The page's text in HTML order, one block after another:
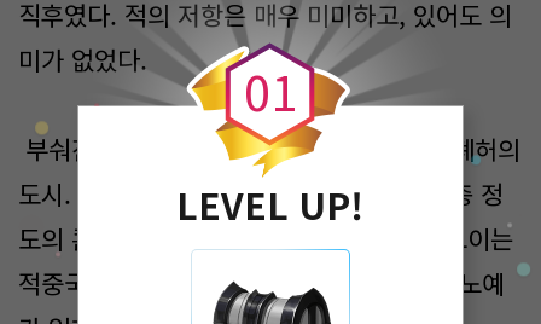
직후였다. 적의 저항은 매우 미미하고, 있어도 의
미가 없었다.
부숴진 돌가루와 대나무 뼈대로 이루어진 폐허의
도시. 넓은 흙길에서 원래는 네모난 대략 5층 정
도의 콘크리트 건물들이 즐비했던 것으로 보이는
적중국의 노예 거주구. 노예가 만들어지고, 노예
0
0
1
LEVEL UP!